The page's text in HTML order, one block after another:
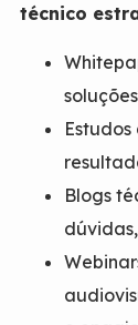
técnico
Blogs